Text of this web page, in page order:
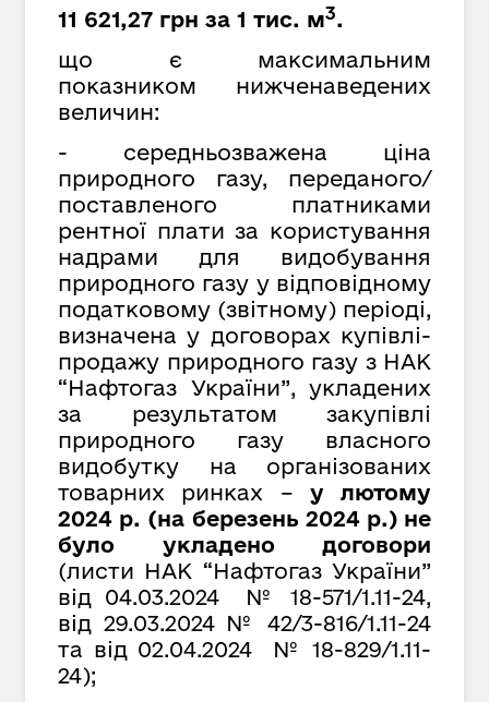
11 621,27 грн за 1 тис. м3.
що є максимальним
показником нижченаведених
величин:
- середньозважена ціна
природного газу, переданого/
поставленого платниками
рентної плати за користування
надрами для видобування
природного газу у відповідному
податковому (звітному) періоді,
визначена у договорах купівлі-
продажу природного газу з НАК
“Нафтогаз України”, укладених
за результатом закупівлі
природного газу власного
видобутку на організованих
товарних ринках – у лютому
2024 р. (на березень 2024 р.) не
було укладено договори
(листи НАК “Нафтогаз України”
від 04.03.2024 № 18-571/1.11-24,
від 29.03.2024 № 42/3-816/1.11-24
та від 02.04.2024 № 18-829/1.11-
24);